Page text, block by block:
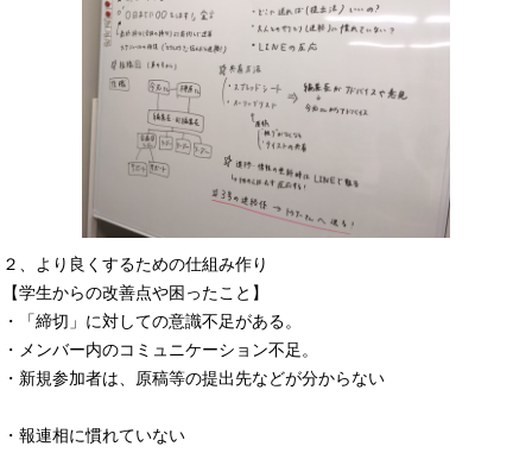
２、より良くするための仕組み作り
【学生からの改善点や困ったこと】
・「締切」に対しての意識不足がある。
・メンバー内のコミュニケーション不足。
・新規参加者は、原稿等の提出先などが分からない
・報連相に慣れていない